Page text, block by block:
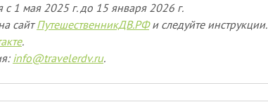
с 1 мая 2025 г. до 15 января 2026 г.
сайтПутешественникДВ.РФи следуйте инструкции.
.
info@travelerdv.ru.